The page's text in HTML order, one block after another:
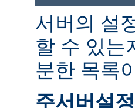
서버의 설
할 수 있는
분한 목록
주서버설